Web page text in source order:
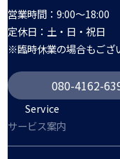
営業時間：9:00～18:00
定休日：土・日・祝日
※臨時休業の場合もござ
080-4162-
Service
サービス案内